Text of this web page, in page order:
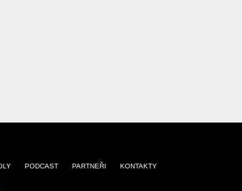
PODCAST PARTNEŘI KONTAKTY